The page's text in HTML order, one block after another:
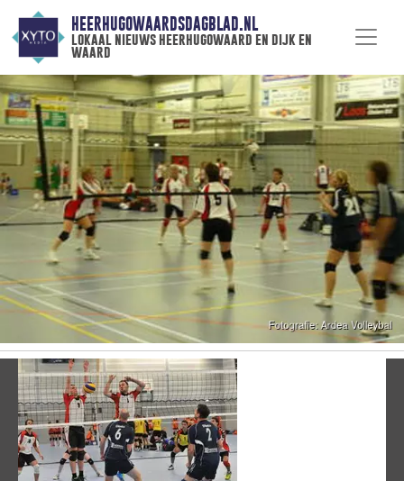
HEERHUGOWAARDSDAGBLAD.NL
lokaal nieuws heerhugowaard en dijk en
waard
Vorige